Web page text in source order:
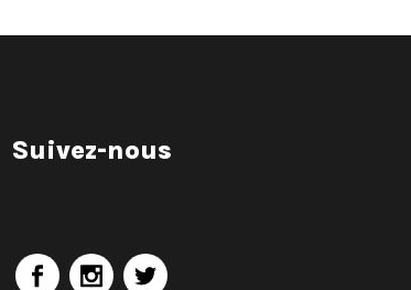
Suivez-nous